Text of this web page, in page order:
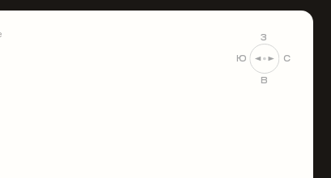
С
В
Ю
З